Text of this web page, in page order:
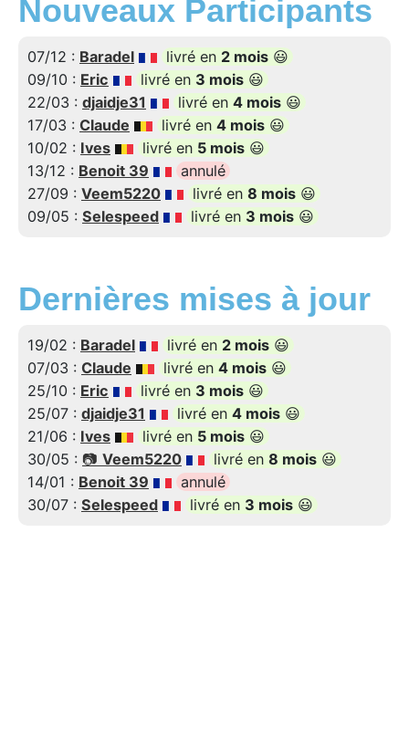
Nouveaux Participants
07/12 : Baradel livré en 2 mois 😃
09/10 : Eric livré en 3 mois 😃
22/03 : djaidje31 livré en 4 mois 😃
17/03 : Claude livré en 4 mois 😃
10/02 : Ives livré en 5 mois 😃
13/12 : Benoit 39
annulé
27/09 : Veem5220 livré en 8 mois 😃
09/05 : Selespeed livré en 3 mois 😃
Dernières mises à jour
19/02 : Baradel livré en 2 mois 😃
07/03 : Claude livré en 4 mois 😃
25/10 : Eric livré en 3 mois 😃
25/07 : djaidje31 livré en 4 mois 😃
21/06 : Ives livré en 5 mois 😃
30/05 : 📷 Veem5220 livré en 8 mois 😃
14/01 : Benoit 39
annulé
30/07 : Selespeed livré en 3 mois 😃